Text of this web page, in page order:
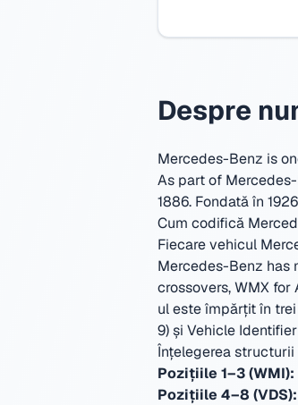
Despre
Mercedes-Benz is
As part of
1886. Fondată în
Cum codifică
Fiecare vehicul
Mercedes-Benz has
crossovers, WMX for
ul este împărțit în
9) și Vehicle
Înțelegerea
Pozițiile 1–3 (WMI):
Pozițiile 4–8 (VDS):